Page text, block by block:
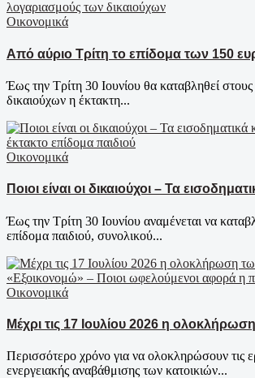
Οικονομικά
Από αύριο Τρίτη το επίδομα των 150
Έως την Τρίτη 30 Ιουνίου θα καταβληθεί
δικαιούχων η έκτακτη...
Οικονομικά
Ποιοι είναι οι δικαιούχοι – Τα
Έως την Τρίτη 30 Ιουνίου αναμένεται να
επίδομα παιδιού, συνολικού...
Οικονομικά
Μέχρι τις 17 Ιουλίου 2026 η
Περισσότερο χρόνο για να ολοκληρώσουν τις
ενεργειακής αναβάθμισης των κατοικιών...